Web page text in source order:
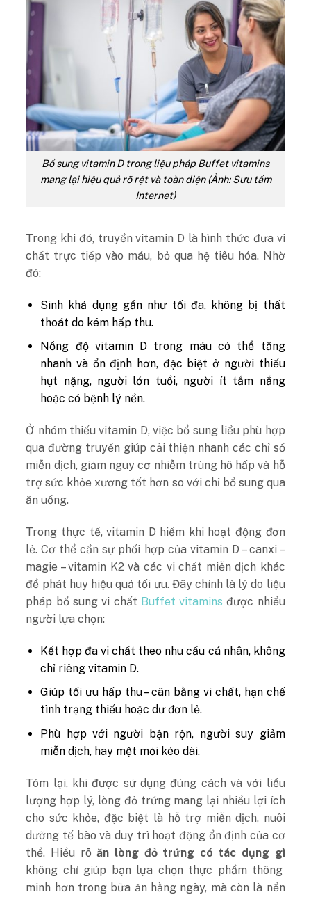
Bổ sung vitamin D trong liệu pháp Buffet vitamins
mang lại hiệu quả rõ rệt và toàn diện (Ảnh: Sưu tầm
Internet)
Trong khi đó, truyền vitamin D là hình thức đưa vi
chất trực tiếp vào máu, bỏ qua hệ tiêu hóa. Nhờ
đó:
Sinh khả dụng gần như tối đa, không bị thất
thoát do kém hấp thu.
Nồng độ vitamin D trong máu có thể tăng
nhanh và ổn định hơn, đặc biệt ở người thiếu
hụt nặng, người lớn tuổi, người ít tắm nắng
hoặc có bệnh lý nền.
Ở nhóm thiếu vitamin D, việc bổ sung liều phù hợp
qua đường truyền giúp cải thiện nhanh các chỉ số
miễn dịch, giảm nguy cơ nhiễm trùng hô hấp và hỗ
trợ sức khỏe xương tốt hơn so với chỉ bổ sung qua
ăn uống.
Trong thực tế, vitamin D hiếm khi hoạt động đơn
lẻ. Cơ thể cần sự phối hợp của vitamin D – canxi –
magie – vitamin K2 và các vi chất miễn dịch khác
để phát huy hiệu quả tối ưu. Đây chính là lý do liệu
pháp bổ sung vi chất Buffet vitamins được nhiều
người lựa chọn:
Kết hợp đa vi chất theo nhu cầu cá nhân, không
chỉ riêng vitamin D.
Giúp tối ưu hấp thu – cân bằng vi chất, hạn chế
tình trạng thiếu hoặc dư đơn lẻ.
Phù hợp với người bận rộn, người suy giảm
miễn dịch, hay mệt mỏi kéo dài.
Tóm lại, khi được sử dụng đúng cách và với liều
lượng hợp lý, lòng đỏ trứng mang lại nhiều lợi ích
cho sức khỏe, đặc biệt là hỗ trợ miễn dịch, nuôi
dưỡng tế bào và duy trì hoạt động ổn định của cơ
thể. Hiểu rõăn lòng đỏ trứng có tác dụng gì
không chỉ giúp bạn lựa chọn thực phẩm thông
minh hơn trong bữa ăn hằng ngày, mà còn là nền